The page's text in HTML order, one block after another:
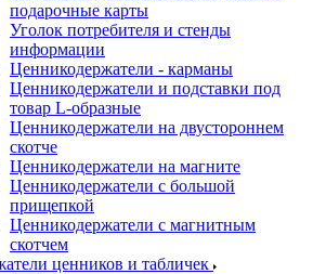
подарочные карты
Уголок потребителя и стенды
информации
Ценникодержатели - карманы
Ценникодержатели и подставки под
товар L-образные
Ценникодержатели на двустороннем
скотче
Ценникодержатели на магните
Ценникодержатели с большой
прищепкой
Ценникодержатели с магнитным
скотчем
ценников и табличек